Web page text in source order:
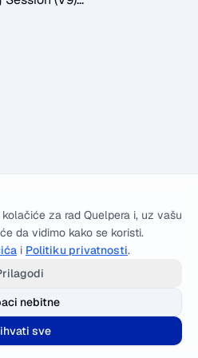
za rad Quelpera i, uz vašu
da vidimo kako se koristi.
i Politiku privatnosti.
nebitne
sve